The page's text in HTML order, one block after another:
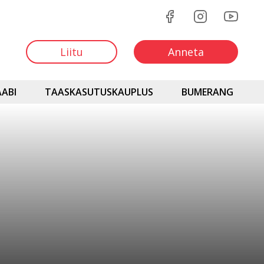
Liitu Anneta
TAASKASUTUSKAUPLUS BUMERANG